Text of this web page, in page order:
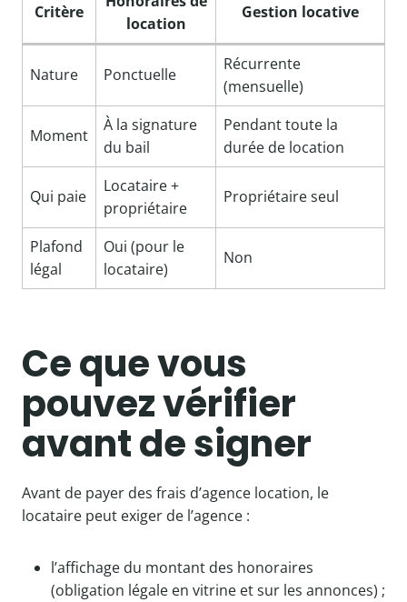
Critère
location
Gestion locative
Nature Ponctuelle
Récurrente
(mensuelle)
Moment
À la signature
du bail
Pendant toute la
durée de location
Qui paie
Locataire +
propriétaire
Propriétaire seul
Plafond
légal
Oui (pour le
locataire)
Non
Ce que vous
pouvez vérifier
avant de signer
Avant de payer des frais d’agence location, le
locataire peut exiger de l’agence :
l’affichage du montant des honoraires
(obligation légale en vitrine et sur les annonces) ;